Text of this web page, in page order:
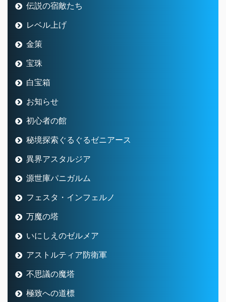
伝説の宿敵たち
レベル上げ
金策
宝珠
白宝箱
お知らせ
初心者の館
秘境探索ぐるぐるゼニアース
異界アスタルジア
源世庫パニガルム
フェスタ・インフェルノ
万魔の塔
いにしえのゼルメア
アストルティア防衛軍
不思議の魔塔
極致への道標